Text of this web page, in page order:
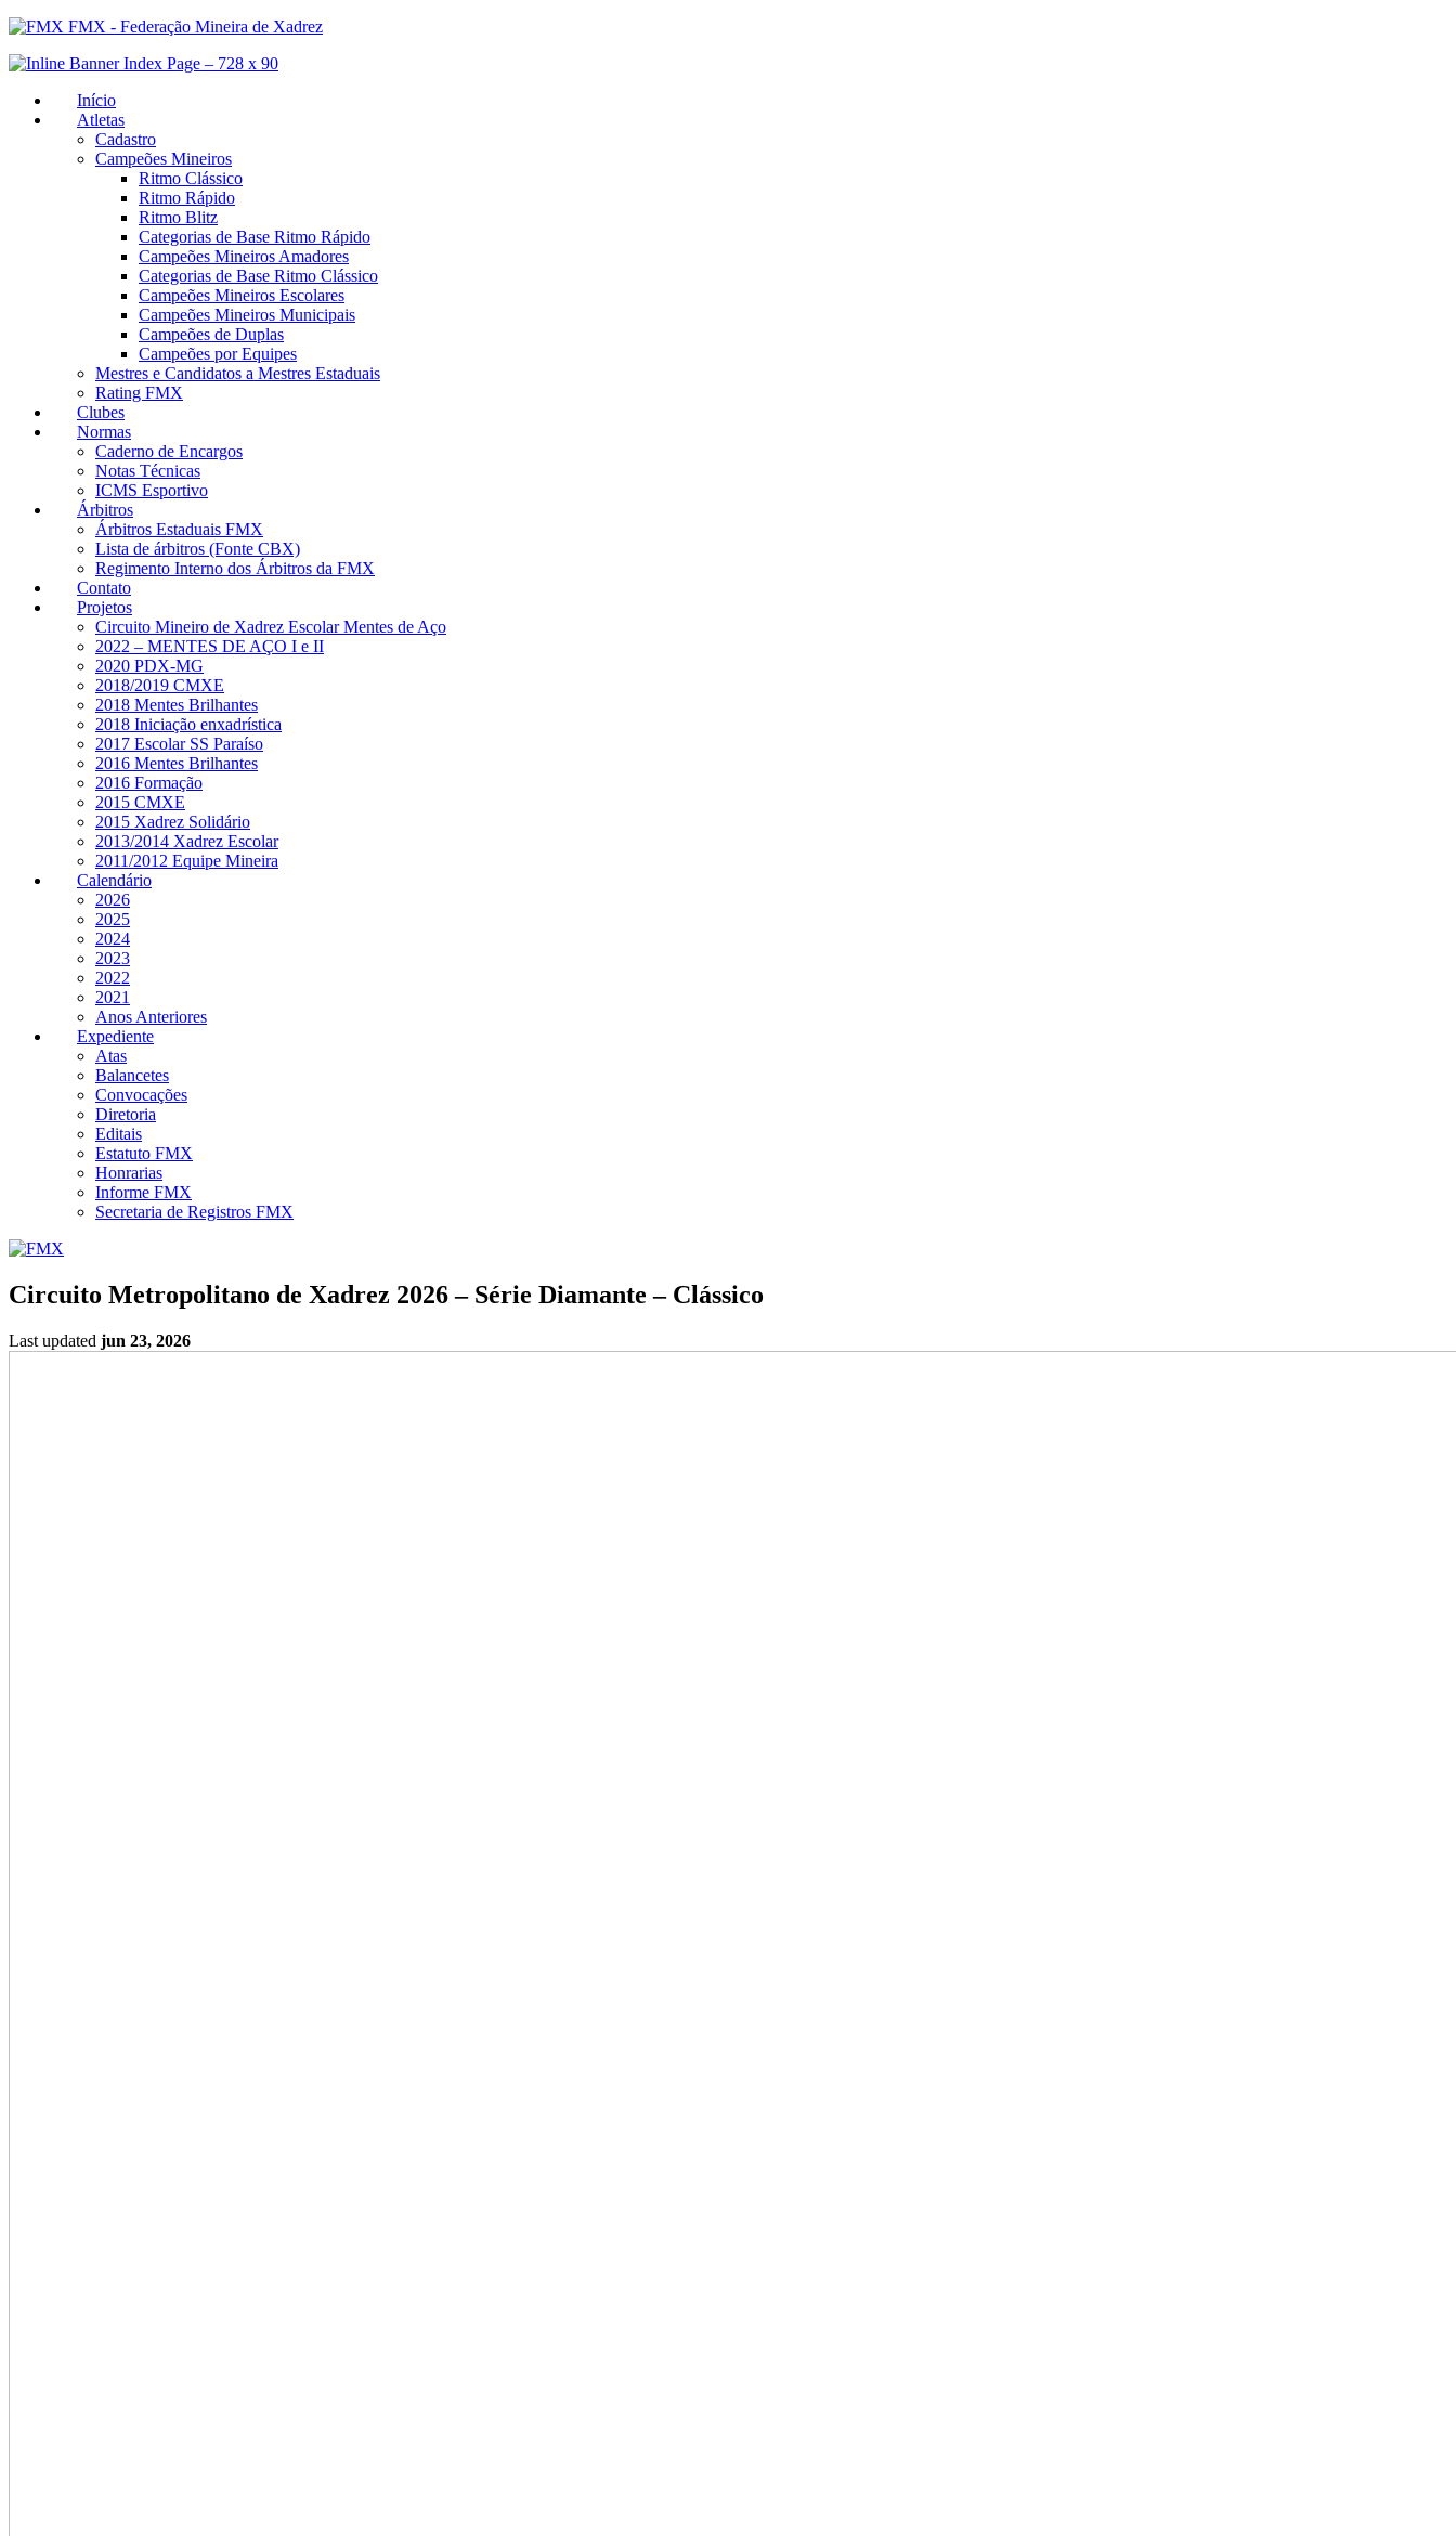
FMX - Federação Mineira de Xadrez
Início
Atletas
Cadastro
Campeões Mineiros
Ritmo Clássico
Ritmo Rápido
Ritmo Blitz
Categorias de Base Ritmo Rápido
Campeões Mineiros Amadores
Categorias de Base Ritmo Clássico
Campeões Mineiros Escolares
Campeões Mineiros Municipais
Campeões de Duplas
Campeões por Equipes
Mestres e Candidatos a Mestres Estaduais
Rating FMX
Clubes
Normas
Caderno de Encargos
Notas Técnicas
ICMS Esportivo
Árbitros
Árbitros Estaduais FMX
Lista de árbitros (Fonte CBX)
Regimento Interno dos Árbitros da FMX
Contato
Projetos
Circuito Mineiro de Xadrez Escolar Mentes de Aço
2022 – MENTES DE AÇO I e II
2020 PDX-MG
2018/2019 CMXE
2018 Mentes Brilhantes
2018 Iniciação enxadrística
2017 Escolar SS Paraíso
2016 Mentes Brilhantes
2016 Formação
2015 CMXE
2015 Xadrez Solidário
2013/2014 Xadrez Escolar
2011/2012 Equipe Mineira
Calendário
2026
2025
2024
2023
2022
2021
Anos Anteriores
Expediente
Atas
Balancetes
Convocações
Diretoria
Editais
Estatuto FMX
Honrarias
Informe FMX
Secretaria de Registros FMX
Circuito Metropolitano de Xadrez 2026 – Série Diamante – Clássico
Last updated jun 23, 2026